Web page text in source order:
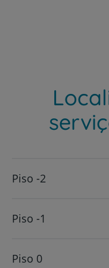
Piso -2
Piso -1
Piso 0